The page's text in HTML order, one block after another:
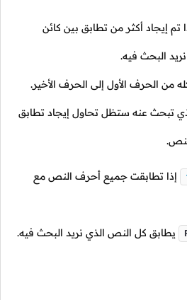
تم إيجاد أكثر من تطابق بين كائن
البحث فيه.
من الحرف الأول إلى الحرف الأخير.
تبحث عنه ستظل تحاول إيجاد تطابق
إذا تطابقت جميع أحرف النص مع
يطابق كل النص الذي نريد البحث فيه.